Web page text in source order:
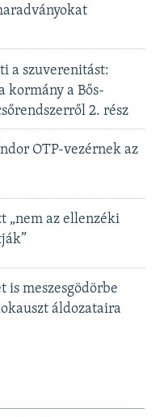
a szuverenitást:
kormány a Bős-
2. rész
OTP-vezérnek az
„nem az ellenzéki
is meszesgödörbe
áldozataira